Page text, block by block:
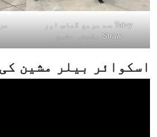
Taizy سے مربع گھاس اور
Straw بلیئر مشین
اسکوائر بیلر مشین